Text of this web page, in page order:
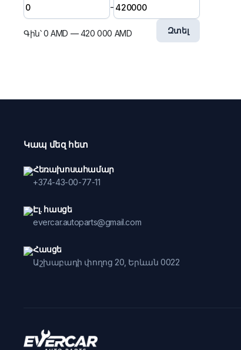
-
Զտել
Գին՝0 AMD —420 000 AMD
Կապ մեզ հետ
Հեռախոսահամար
+374-43-00-77-11
Էլ. հասցե
evercar.autoparts@gmail.com
Հասցե
Աշխաբադի փողոց 20, Երևան 0022